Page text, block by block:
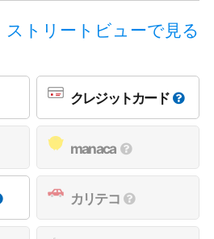
ストリートビューで見る
クレジットカード
manaca
カリテコ